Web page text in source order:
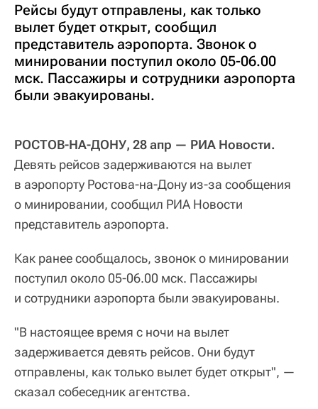
Рейсы будут отправлены, как только
вылет будет открыт, сообщил
представитель аэропорта. Звонок о
минировании поступил около 05-06.00
мск. Пассажиры и сотрудники аэропорта
были эвакуированы.
РОСТОВ-НА-ДОНУ, 28 апр — РИА Новости.
Девять рейсов задерживаются на вылет
в аэропорту Ростова-на-Дону из-за сообщения
о минировании, сообщил РИА Новости
представитель аэропорта.
Как ранее сообщалось, звонок о минировании
поступил около 05-06.00 мск. Пассажиры
и сотрудники аэропорта были эвакуированы.
"В настоящее время с ночи на вылет
задерживается девять рейсов. Они будут
отправлены, как только вылет будет открыт", —
сказал собеседник агентства.